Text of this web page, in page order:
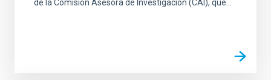
de la Comisión Asesora de Investigación (CAI), que...